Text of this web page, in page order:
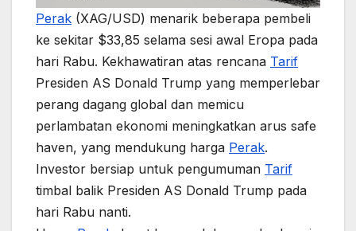
Perak (XAG/USD) menarik beberapa pembeli
ke sekitar $33,85 selama sesi awal Eropa pada
hari Rabu. Kekhawatiran atas rencana Tarif
Presiden AS Donald Trump yang memperlebar
perang dagang global dan memicu
perlambatan ekonomi meningkatkan arus safe
haven, yang mendukung harga Perak.
Investor bersiap untuk pengumuman Tarif
timbal balik Presiden AS Donald Trump pada
hari Rabu nanti.